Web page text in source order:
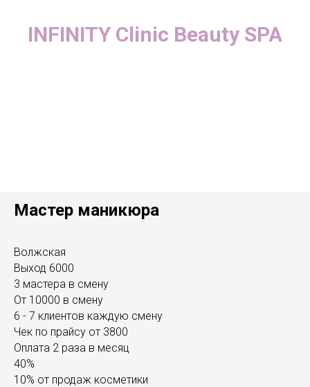
INFINITY Clinic Beauty SPA
Мастер маникюра
Волжская
Выход 6000
3 мастера в смену
От 10000 в смену
6 - 7 клиентов каждую смену
Чек по прайсу от 3800
Оплата 2 раза в месяц
40%
10% от продаж косметики